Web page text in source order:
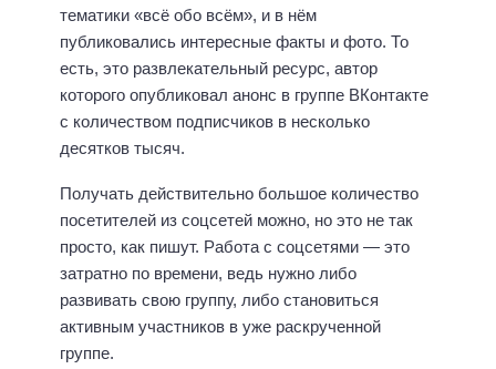
тематики «всё обо всём», и в нём
публиковались интересные факты и фото. То
есть, это развлекательный ресурс, автор
которого опубликовал анонс в группе ВКонтакте
с количеством подписчиков в несколько
десятков тысяч.
Получать действительно большое количество
посетителей из соцсетей можно, но это не так
просто, как пишут. Работа с соцсетями — это
затратно по времени, ведь нужно либо
развивать свою группу, либо становиться
активным участников в уже раскрученной
группе.